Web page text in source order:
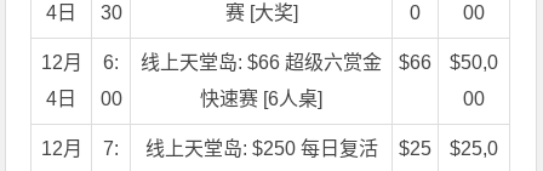
4日
30
赛 [大奖]
0
00
12月
4日
6:
00
线上天堂岛: $66 超级六赏金
快速赛 [6人桌]
$66
$50,0
00
12月
7:
线上天堂岛: $250 每日复活
$25
$25,0